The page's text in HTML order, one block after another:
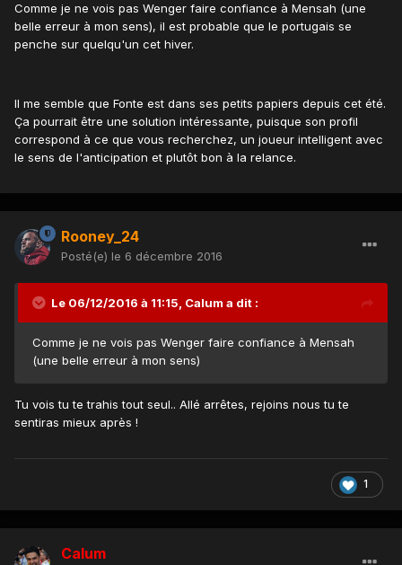
Comme je ne vois pas Wenger faire confiance à Mensah (une
belle erreur à mon sens), il est probable que le portugais se
penche sur quelqu'un cet hiver.
Il me semble que Fonte est dans ses petits papiers depuis cet été.
Ça pourrait être une solution intéressante, puisque son profil
correspond à ce que vous recherchez, un joueur intelligent avec
le sens de l'anticipation et plutôt bon à la relance.
Rooney_24
Posté(e) le 6 décembre 2016
Le 06/12/2016 à 11:15, Calum a dit :
Comme je ne vois pas Wenger faire confiance à Mensah
(une belle erreur à mon sens)
Tu vois tu te trahis tout seul.. Allé arrêtes, rejoins nous tu te
sentiras mieux après !
1
Calum